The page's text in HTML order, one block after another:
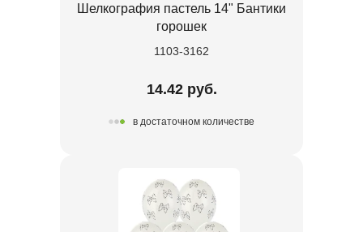
Шелкография пастель 14" Бантики
горошек
1103-3162
14.42 руб.
в достаточном количестве